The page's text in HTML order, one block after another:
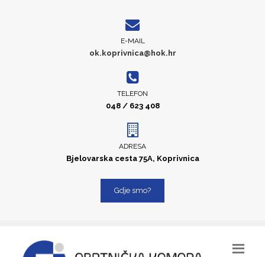
E-MAIL
ok.koprivnica@hok.hr
TELEFON
048 / 623 408
ADRESA
Bjelovarska cesta 75A, Koprivnica
Gdje smo?